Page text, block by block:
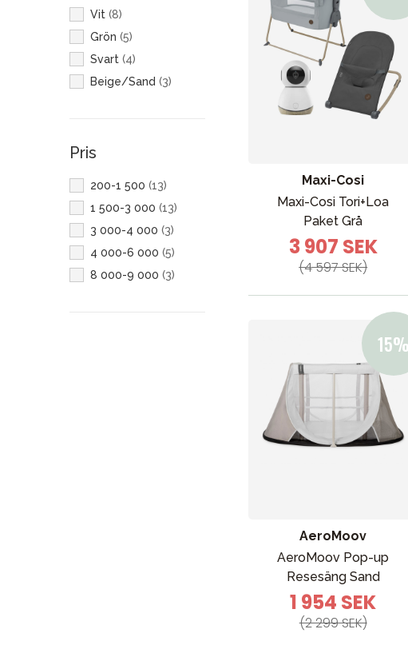
Vit (8)
Grön (5)
Svart (4)
Beige/Sand (3)
Pris
200-1 500 (13)
1 500-3 000 (13)
3 000-4 000 (3)
4 000-6 000 (5)
8 000-9 000 (3)
Maxi-Cosi
Maxi-Cosi Tori+Loa
Paket Grå
3 907 SEK
(4 597 SEK)
AeroMoov
AeroMoov Pop-up
Resesäng Sand
1 954 SEK
(2 299 SEK)